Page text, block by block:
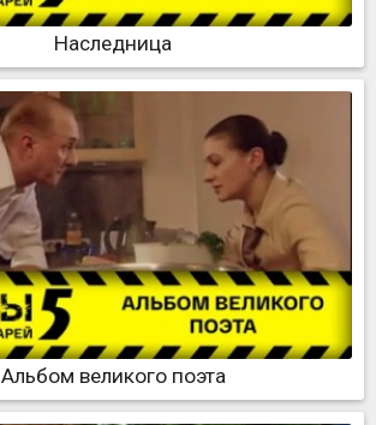
Наследница
Альбом великого поэта